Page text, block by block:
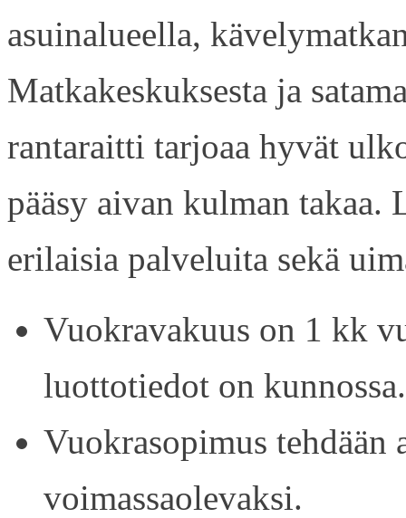
asuinalueella,
Matkakeskuksesta ja
rantaraitti tarjoaa hyvät
pääsy aivan kulman
erilaisia palveluita sekä
Vuokravakuus on 1 kk
luottotiedot on kunnossa.
Vuokrasopimus tehdään
voimassaolevaksi.